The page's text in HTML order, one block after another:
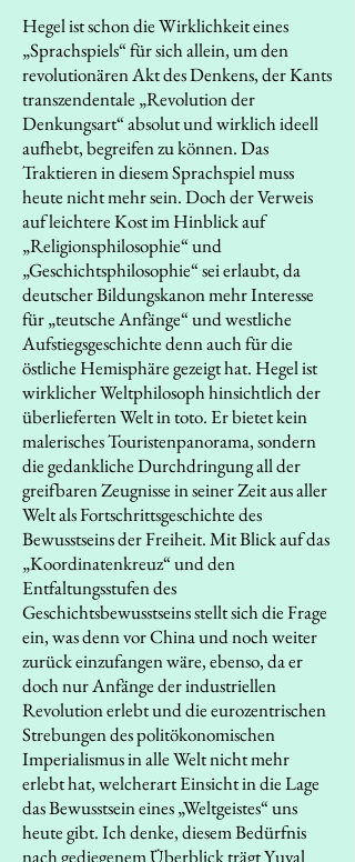
Hegel ist schon die Wirklichkeit eines
„Sprachspiels“ für sich allein, um den
revolutionären Akt des Denkens, der Kants
transzendentale „Revolution der
Denkungsart“ absolut und wirklich ideell
aufhebt, begreifen zu können. Das
Traktieren in diesem Sprachspiel muss
heute nicht mehr sein. Doch der Verweis
auf leichtere Kost im Hinblick auf
„Religionsphilosophie“ und
„Geschichtsphilosophie“ sei erlaubt, da
deutscher Bildungskanon mehr Interesse
für „teutsche Anfänge“ und westliche
Aufstiegsgeschichte denn auch für die
östliche Hemisphäre gezeigt hat. Hegel ist
wirklicher Weltphilosoph hinsichtlich der
überlieferten Welt in toto. Er bietet kein
malerisches Touristenpanorama, sondern
die gedankliche Durchdringung all der
greifbaren Zeugnisse in seiner Zeit aus aller
Welt als Fortschrittsgeschichte des
Bewusstseins der Freiheit. Mit Blick auf das
„Koordinatenkreuz“ und den
Entfaltungsstufen des
Geschichtsbewusstseins stellt sich die Frage
ein, was denn vor China und noch weiter
zurück einzufangen wäre, ebenso, da er
doch nur Anfänge der industriellen
Revolution erlebt und die eurozentrischen
Strebungen des politökonomischen
Imperialismus in alle Welt nicht mehr
erlebt hat, welcherart Einsicht in die Lage
das Bewusstsein eines „Weltgeistes“ uns
heute gibt. Ich denke, diesem Bedürfnis
nach gediegenem Überblick trägt Yuval